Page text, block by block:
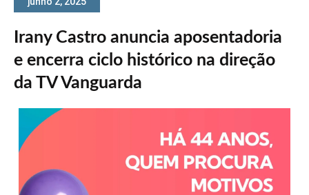
Irany Castro anuncia aposentadoria
e encerra ciclo histórico na direção
da TV Vanguarda